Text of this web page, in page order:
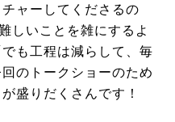
ャーしてくださるの
しいことを雑にするよ
も工程は減らして、毎
のトークショーのため
盛りだくさんです！